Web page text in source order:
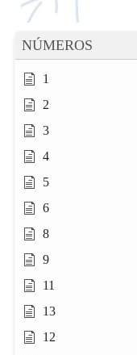
NÚMEROS
1
2
3
4
5
6
8
9
11
13
12